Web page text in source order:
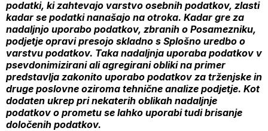
podatki, ki zahtevajo varstvo osebnih podatkov, zlasti
kadar se podatki nanašajo na otroka. Kadar gre za
nadaljnjo uporabo podatkov, zbranih o Posamezniku,
podjetje opravi presojo skladno s Splošno uredbo o
varstvu podatkov. Taka nadaljnja uporaba podatkov v
psevdonimizirani ali agregirani obliki na primer
predstavlja zakonito uporabo podatkov za trženjske in
druge poslovne oziroma tehnične analize podjetje. Kot
dodaten ukrep pri nekaterih oblikah nadaljnje
podatkov o prometu se lahko uporabi tudi brisanje
določenih podatkov.